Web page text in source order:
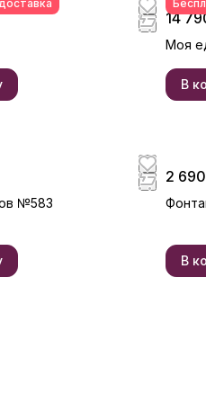
реальный букет может
незначительно отличаться от
фото (например, по размеру
клубники, оттенкам цвета,
форме и сборке). Примерные
14
Моя
В
№583
2
В